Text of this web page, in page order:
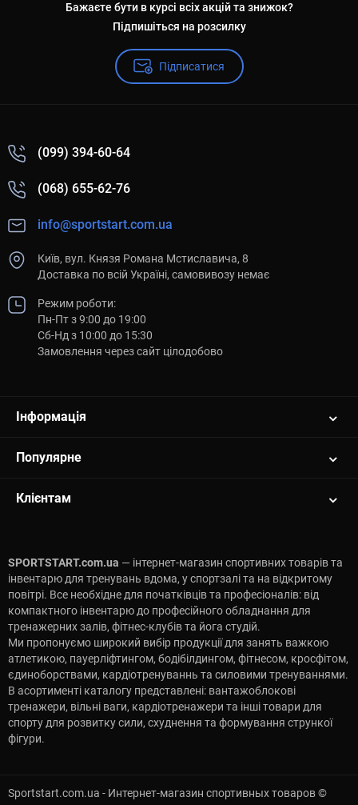
Бажаєте бути в курсі всіх акцій та знижок?
Підпишіться на розсилку
Підписатися
(099) 394-60-64
(068) 655-62-76
info@sportstart.com.ua
Київ, вул. Князя Романа Мстиславича, 8
Доставка по всій Україні, самовивозу немає
Режим роботи:
Пн-Пт з 9:00 до 19:00
Сб-Нд з 10:00 до 15:30
Замовлення через сайт цілодобово
Інформація
Популярне
Клієнтам
SPORTSTART.com.ua — інтернет-магазин спортивних товарів та
інвентарю для тренувань вдома, у спортзалі та на відкритому
повітрі. Все необхідне для початківців та професіоналів: від
компактного інвентарю до професійного обладнання для
тренажерних залів, фітнес-клубів та йога студій.
Ми пропонуємо широкий вибір продукції для занять важкою
атлетикою, пауерліфтингом, бодібілдингом, фітнесом, кросфітом,
єдиноборствами, кардіотренуваннь та силовими тренуваннями.
В асортименті каталогу представлені: вантажоблокові
тренажери, вільні ваги, кардіотренажери та інші товари для
спорту для розвитку сили, схуднення та формування стрункої
фігури.
Sportstart.com.ua - Интернет-магазин спортивных товаров ©